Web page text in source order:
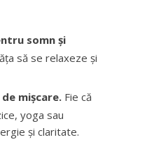
somn și
să se relaxeze și
mișcare. Fie că
yoga sau
și claritate.